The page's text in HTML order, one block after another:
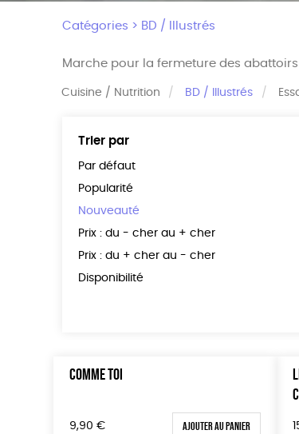
Catégories > BD / Illustrés
Marche pour la fermeture des abattoirs
Cuisine / Nutrition BD / Illustrés
Trier par
Par défaut
Popularité
Nouveauté
Prix : du - cher au + cher
Prix : du + cher au - cher
Disponibilité
COMME TOI
9,90 € Ajouter au panier